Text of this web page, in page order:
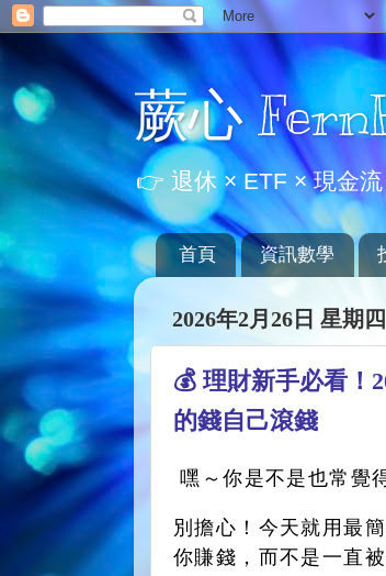
蕨心
👉 退休 × ETF × 現金
首頁 資訊數學
2026年2月26日 星期四
💰 理財新手必看！
的錢自己滾錢
嘿～你是不是也常覺
別擔心！今天就用最
你賺錢，而不是一直